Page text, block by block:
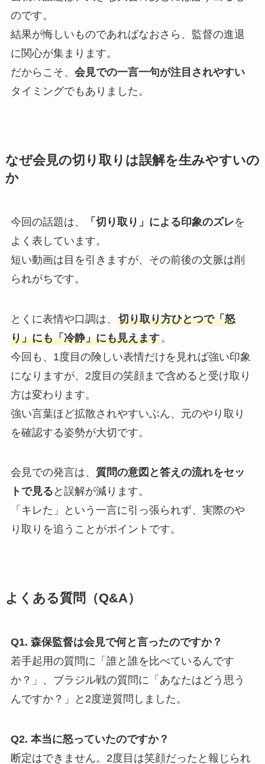
のです。
結果が悔しいものであればなおさら、監督の進退
に関心が集まります。
だからこそ、 会見での一言一句が注目されやすい
タイミングでもありました。
なぜ会見の切り取りは誤解を生みやすいの
か
今回の話題は、 「切り取り」による印象のズレを
よく表しています。
短い動画は目を引きますが、その前後の文脈は削
られがちです。
とくに表情や口調は、 切り取り方ひとつで「怒
り」にも「冷静」にも見えます。
今回も、1度目の険しい表情だけを見れば強い印象
になりますが、2度目の笑顔まで含めると受け取り
方は変わります。
強い言葉ほど拡散されやすいぶん、元のやり取り
を確認する姿勢が大切です。
会見での発言は、 質問の意図と答えの流れをセッ
トで見る と誤解が減ります。
「キレた」という一言に引っ張られず、実際のや
り取りを追うことがポイントです。
よくある質問（Q&A）
Q1. 森保監督は会見で何と言ったのですか？
若手起用の質問に「誰と誰を比べているんです
か？」、ブラジル戦の質問に「あなたはどう思う
んですか？」と2度逆質問しました。
Q2. 本当に怒っていたのですか？
断定はできません。2度目は笑顔だったと報じられ